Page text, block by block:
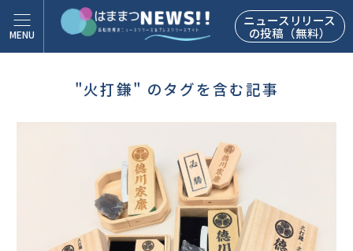
ニュースリリース
の投稿（無料）
"火打鎌" のタグを含む記事